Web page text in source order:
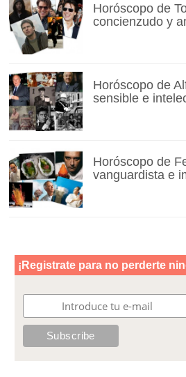
Horóscopo de
concienzudo y
Horóscopo de
sensible e
Horóscopo de
vanguardista e